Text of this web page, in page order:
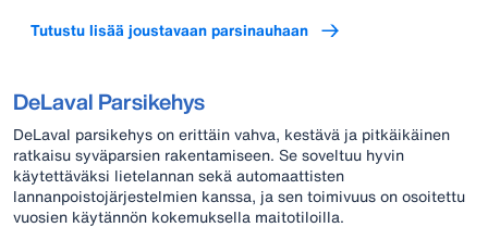
Tutustu lisää joustavaan parsinauhaan
DeLaval Parsikehys
DeLaval parsikehys on erittäin vahva, kestävä ja pitkäikäinen
ratkaisu syväparsien rakentamiseen. Se soveltuu hyvin
käytettäväksi lietelannan sekä automaattisten
lannanpoistojärjestelmien kanssa, ja sen toimivuus on osoitettu
vuosien käytännön kokemuksella maitotiloilla.